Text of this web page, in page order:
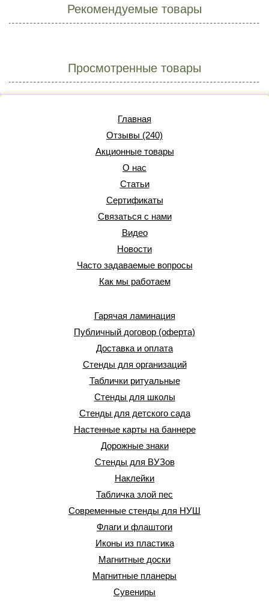
Рекомендуемые товары
Просмотренные товары
Главная
Отзывы (240)
Акционные товары
О нас
Статьи
Сертификаты
Связаться с нами
Видео
Новости
Часто задаваемые вопросы
Как мы работаем
Гарячая ламинация
Публичный договор (оферта)
Доставка и оплата
Стенды для организаций
Таблички ритуальные
Стенды для школы
Стенды для детского сада
Настенные карты на баннере
Дорожные знаки
Стенды для ВУЗов
Наклейки
Табличка злой пес
Современные стенды для НУШ
Флаги и флаштоги
Иконы из пластика
Магнитные доски
Магнитные планеры
Сувениры